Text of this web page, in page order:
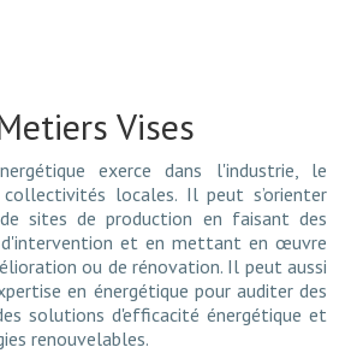
Vises
exerce dans l'industrie, le
locales. Il peut s’orienter
sites de production en faisant des
et en mettant en œuvre
ou de rénovation. Il peut aussi
en énergétique pour auditer des
solutions d'efficacité énergétique et
renouvelables.